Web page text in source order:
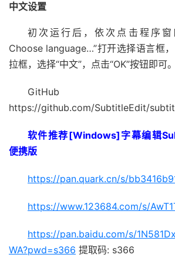
中文设置
初次运行后，依次点击程序窗
Choose language…”打开选择语言框
拉框，选择“中文”，点击“OK”按钮即可。
https://github.com/SubtitleEdit/
软件推荐[Windows]字幕编辑
便携版
https://pan.quark.cn/s/
https://www.123684.com/s/
https://pan.baidu.com/s/
WA?pwd=s366 提取码: s366